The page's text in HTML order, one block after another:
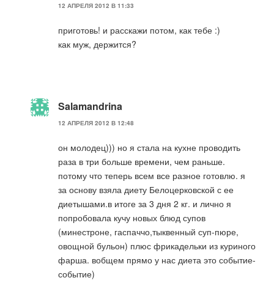
12 АПРЕЛЯ 2012 В 11:33
приготовь! и расскажи потом, как тебе :)
как муж, держится?
Salamandrina
12 АПРЕЛЯ 2012 В 12:48
он молодец))) но я стала на кухне проводить
раза в три больше времени, чем раньше.
потому что теперь всем все разное готовлю. я
за основу взяла диету Белоцерковской с ее
диетышами.в итоге за 3 дня 2 кг. и лично я
попробовала кучу новых блюд супов
(минестроне, гаспаччо,тыквенный суп-пюре,
овощной бульон) плюс фрикадельки из куриного
фарша. вобщем прямо у нас диета это событие-
событие)